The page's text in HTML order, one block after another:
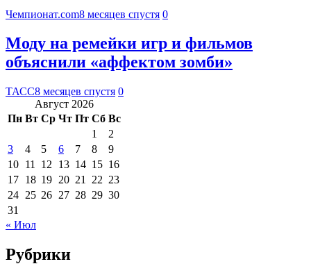
Чемпионат.com8 месяцев спустя 0
Моду на ремейки игр и фильмов
объяснили «аффектом зомби»
ТАСС8 месяцев спустя 0
Август 2026
Пн Вт Ср Чт Пт Сб Вс
1
2
3
4 5 6 7 8
9
10 11 12 13 14 15 16
17 18 19 20 21 22 23
24 25 26 27 28 29 30
31
« Июл
Рубрики